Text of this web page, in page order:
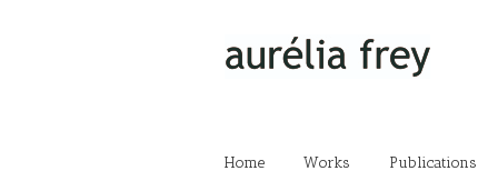
Home Works Publications